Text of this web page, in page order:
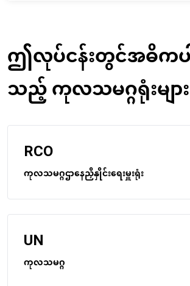
ဤလုပ်ငန်းတွင်အဓိကပ
သည့် ကုလသမဂ္ဂရုံးများ
RCO
ကုလသမဂ္ဂဌာနေညှိနှိုင်းရေးမှူးရုံး
UN
ကုလသမဂ္ဂ